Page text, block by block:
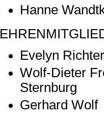
Hanne
Evelyn Richter
Wolf-Dieter
Sternburg
Gerhard Wolf